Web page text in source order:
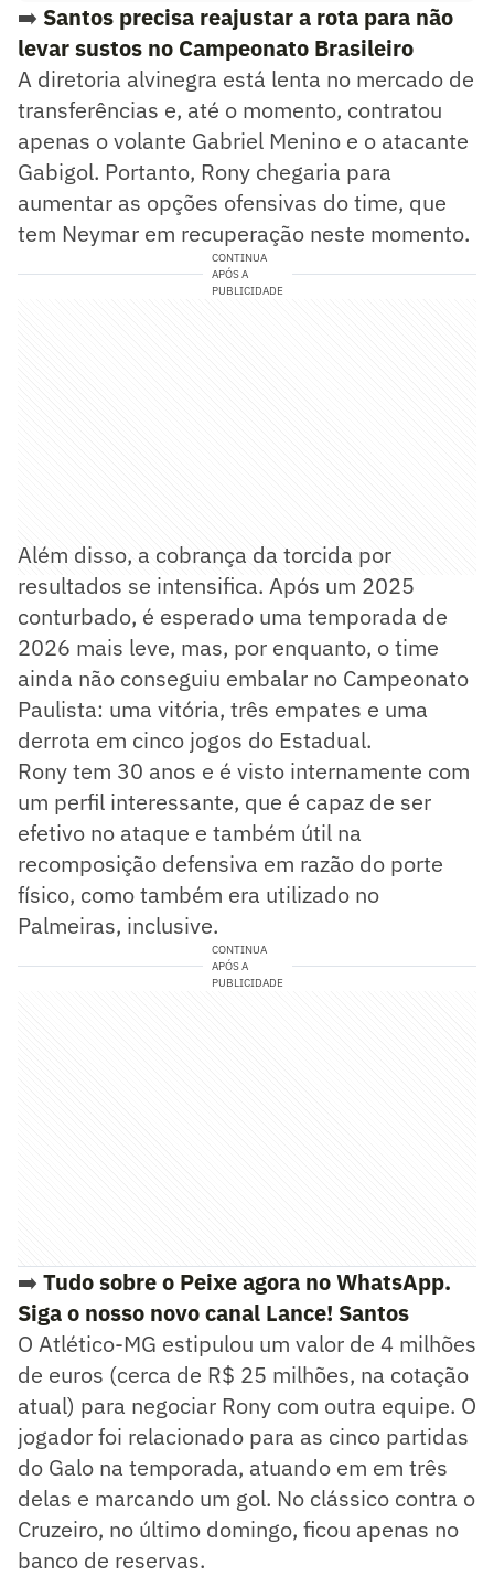
➡️ Santos precisa reajustar a rota para não
levar sustos no Campeonato Brasileiro
A diretoria alvinegra está lenta no mercado de
transferências e, até o momento, contratou
apenas o volante Gabriel Menino e o atacante
Gabigol. Portanto, Rony chegaria para
aumentar as opções ofensivas do time, que
tem Neymar em recuperação neste momento.
CONTINUA
APÓS A
PUBLICIDADE
Além disso, a cobrança da torcida por
resultados se intensifica. Após um 2025
conturbado, é esperado uma temporada de
2026 mais leve, mas, por enquanto, o time
ainda não conseguiu embalar no Campeonato
Paulista: uma vitória, três empates e uma
derrota em cinco jogos do Estadual.
Rony tem 30 anos e é visto internamente com
um perfil interessante, que é capaz de ser
efetivo no ataque e também útil na
recomposição defensiva em razão do porte
físico, como também era utilizado no
Palmeiras, inclusive.
CONTINUA
APÓS A
PUBLICIDADE
➡️ Tudo sobre o Peixe agora no WhatsApp.
Siga o nosso novo canal Lance! Santos
O Atlético-MG estipulou um valor de 4 milhões
de euros (cerca de R$ 25 milhões, na cotação
atual) para negociar Rony com outra equipe. O
jogador foi relacionado para as cinco partidas
do Galo na temporada, atuando em em três
delas e marcando um gol. No clássico contra o
Cruzeiro, no último domingo, ficou apenas no
banco de reservas.